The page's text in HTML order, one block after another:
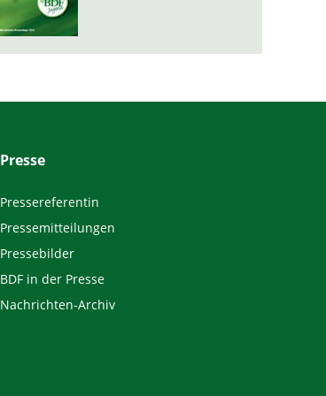
Presse
Pressereferentin
Pressemitteilungen
Pressebilder
BDF in der Presse
Nachrichten-Archiv